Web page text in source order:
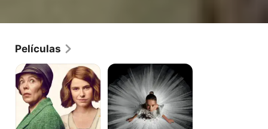
Películas
Pequeñas
cartas
indiscretas
Abigail